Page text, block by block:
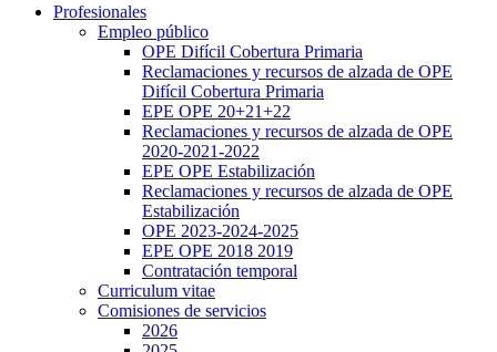
Profesionales
Empleo público
OPE Difícil Cobertura Primaria
Reclamaciones y recursos de alzada de OPE
Difícil Cobertura Primaria
EPE OPE 20+21+22
Reclamaciones y recursos de alzada de OPE
2020-2021-2022
EPE OPE Estabilización
Reclamaciones y recursos de alzada de OPE
Estabilización
OPE 2023-2024-2025
EPE OPE 2018 2019
Contratación temporal
Curriculum vitae
Comisiones de servicios
2026